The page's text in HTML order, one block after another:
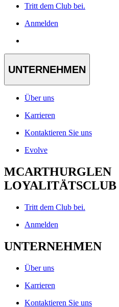
Tritt dem Club bei.
Anmelden
UNTERNEHMEN
Über uns
Karrieren
Kontaktieren Sie uns
Evolve
MCARTHURGLEN
LOYALITÄTSCLUB
Tritt dem Club bei.
Anmelden
UNTERNEHMEN
Über uns
Karrieren
Kontaktieren Sie uns